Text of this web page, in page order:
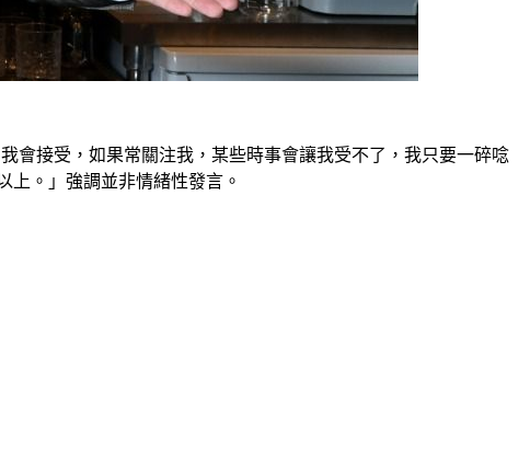
會接受，如果常關注我，某些時事會讓我受不了，我只要一碎唸
上。」強調並非情緒性發言。